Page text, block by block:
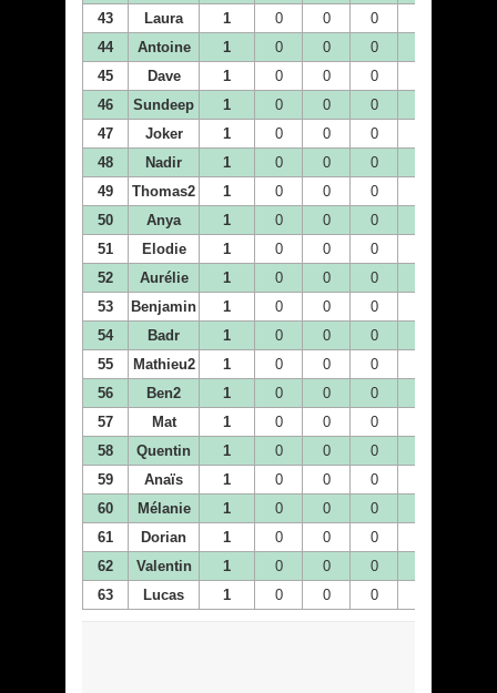
43
Laura 1 0 0 0
44
Antoine 1 0 0 0
45
Dave 1 0 0 0
46
Sundeep 1 0 0 0
47
Joker 1 0 0 0
48
Nadir 1 0 0 0
49
Thomas2 1 0 0 0
50
Anya 1 0 0 0
51
Elodie 1 0 0 0
52
Aurélie 1 0 0 0
53
Benjamin 1 0 0 0
54
Badr 1 0 0 0
55
Mathieu2 1 0 0 0
56
Ben2 1 0 0 0
57
Mat 1 0 0 0
58
Quentin 1 0 0 0
59
Anaïs 1 0 0 0
60
Mélanie 1 0 0 0
61
Dorian 1 0 0 0
62
Valentin 1 0 0 0
63
Lucas 1 0 0 0